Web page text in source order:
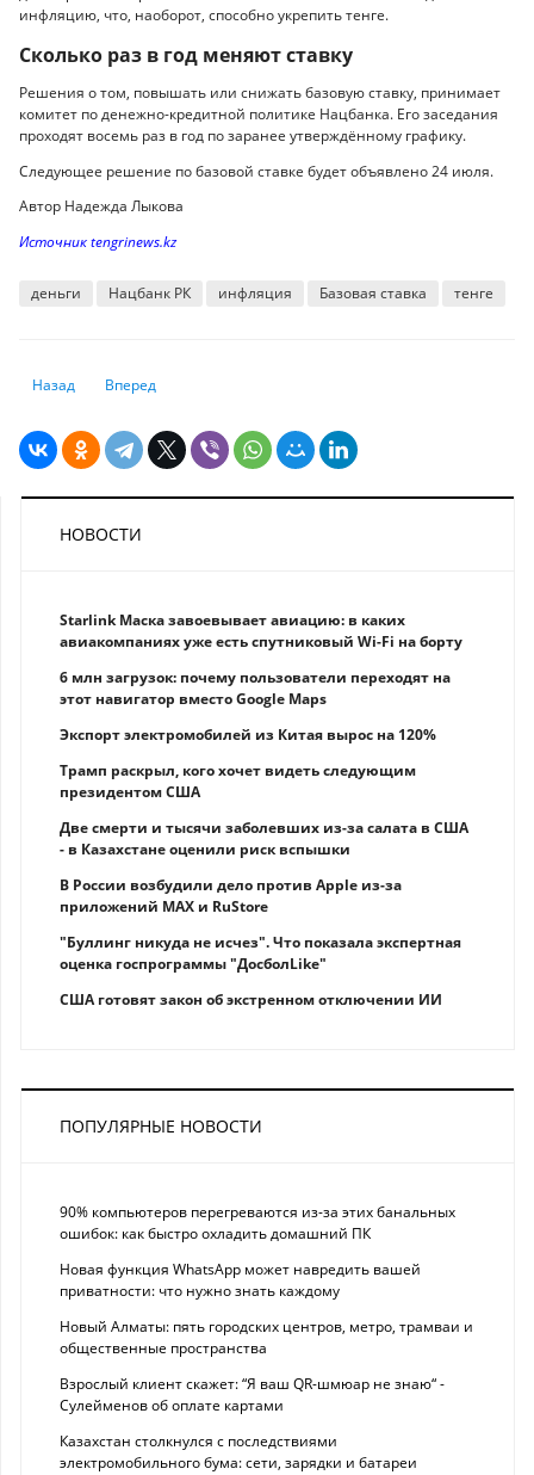
инфляцию, что, наоборот, способно укрепить тенге.
Сколько раз в год меняют ставку
Решения о том, повышать или снижать базовую ставку, принимает
комитет по денежно-кредитной политике Нацбанка. Его заседания
проходят восемь раз в год по заранее утверждённому графику.
Следующее решение по базовой ставке будет объявлено 24 июля.
Автор Надежда Лыкова
Источник tengrinews.kz
деньги Нацбанк РК инфляция Базовая ставка тенге
Предыдущий: Доллару предсказали новый диапазон: что будет с тенге
Назад Следующий: Как казахстанцам проверить свою кредитную
Вперед
НОВОСТИ
Starlink Маска завоевывает авиацию: в каких
авиакомпаниях уже есть спутниковый Wi-Fi на борту
6 млн загрузок: почему пользователи переходят на
этот навигатор вместо Google Maps
Экспорт электромобилей из Китая вырос на 120%
Трамп раскрыл, кого хочет видеть следующим
президентом США
Две смерти и тысячи заболевших из-за салата в США
- в Казахстане оценили риск вспышки
В России возбудили дело против Apple из-за
приложений MAX и RuStore
"Буллинг никуда не исчез". Что показала экспертная
оценка госпрограммы "ДосболLike"
США готовят закон об экстренном отключении ИИ
ПОПУЛЯРНЫЕ НОВОСТИ
90% компьютеров перегреваются из-за этих банальных
ошибок: как быстро охладить домашний ПК
Новая функция WhatsApp может навредить вашей
приватности: что нужно знать каждому
Новый Алматы: пять городских центров, метро, трамваи и
общественные пространства
Взрослый клиент скажет: “Я ваш QR-шмюар не знаю“ -
Сулейменов об оплате картами
Казахстан столкнулся с последствиями
электромобильного бума: сети, зарядки и батареи